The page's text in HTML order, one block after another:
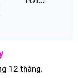
12 tháng.